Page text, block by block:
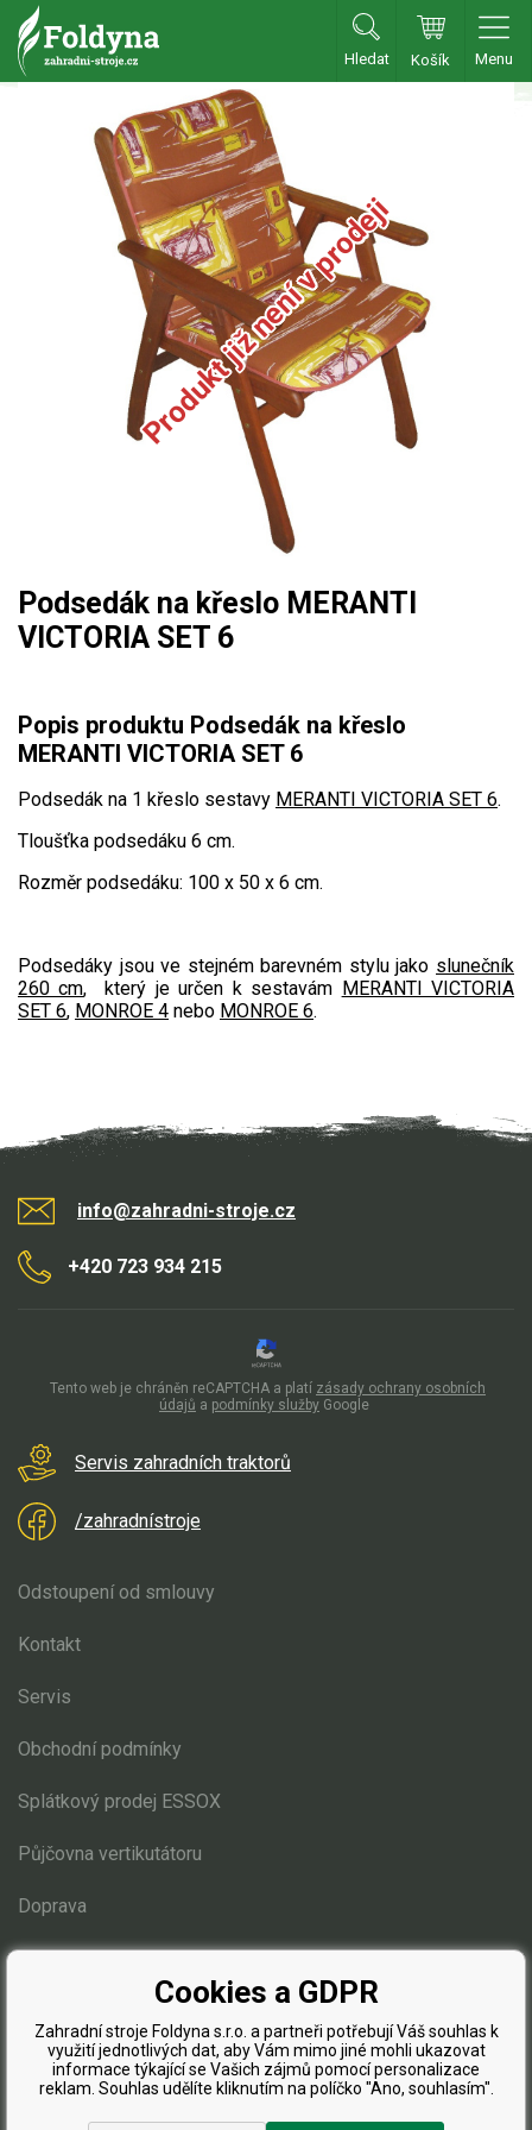
Hledat Košík Menu
Zahradní traktory
Zahradní traktory
Zahradní ridery
Aku traktory
Benzínové sekačky
Křovinořezy a vyžínače
Aku křovinořezy a vyžínače
Motorové pily
Benzínové pily
Aku pily
Jednoruční pily
Vyvětvovací pily
Aku křovinořezy a vyžínače
Aku pily
Aku sekačky
Aku AL-KO
VARI
VARI malotraktory
Vertikutátory
Vysavače a foukače
Elektrické tříkolky
Elektrické tříkolky pro seniory
Elektrické tříkolky pracovní
Produkt již není v prodeji
Podsedák na křeslo MERANTI
VICTORIA SET 6
Popis produktu Podsedák na křeslo
MERANTI VICTORIA SET 6
Podsedák na 1 křeslo sestavy MERANTI VICTORIA SET 6.
Tloušťka podsedáku 6 cm.
Rozměr podsedáku: 100 x 50 x 6 cm.
Podsedáky jsou ve stejném barevném stylu jako slunečník
260 cm, který je určen k sestavám MERANTI VICTORIA
SET 6, MONROE 4 nebo MONROE 6.
info@zahradni-stroje.cz
+420 723 934 215
Servis zahradních traktorů
/zahradnístroje
Odstoupení od smlouvy
Kontakt
Servis
Obchodní podmínky
Splátkový prodej ESSOX
Půjčovna vertikutátoru
Doprava
Blog
Tento web je chráněn reCAPTCHA a platí zásady ochrany osobních
údajů a podmínky služby Google
Cookies a GDPR
Zahradní stroje Foldyna s.r.o. a partneři potřebují Váš souhlas k
využití jednotlivých dat, aby Vám mimo jiné mohli ukazovat
informace týkající se Vašich zájmů pomocí personalizace
reklam. Souhlas udělíte kliknutím na políčko "Ano, souhlasím".